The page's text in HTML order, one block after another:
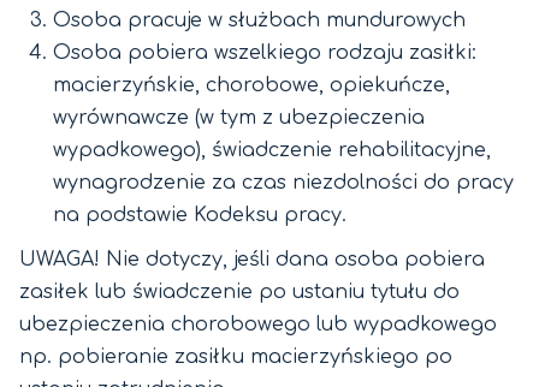
Osoba pracuje w służbach mundurowych
Osoba pobiera wszelkiego rodzaju zasiłki:
macierzyńskie, chorobowe, opiekuńcze,
wyrównawcze (w tym z ubezpieczenia
wypadkowego), świadczenie rehabilitacyjne,
wynagrodzenie za czas niezdolności do pracy
na podstawie Kodeksu pracy.
UWAGA! Nie dotyczy, jeśli dana osoba pobiera
zasiłek lub świadczenie po ustaniu tytułu do
ubezpieczenia chorobowego lub wypadkowego
np. pobieranie zasiłku macierzyńskiego po